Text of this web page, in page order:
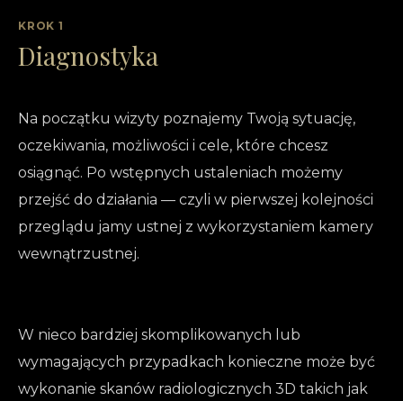
KROK 1
Diagnostyka
Na początku wizyty poznajemy Twoją sytuację,
oczekiwania, możliwości i cele, które chcesz
osiągnąć. Po wstępnych ustaleniach możemy
przejść do działania — czyli w pierwszej kolejności
przeglądu jamy ustnej z wykorzystaniem kamery
wewnątrzustnej.
W nieco bardziej skomplikowanych lub
wymagających przypadkach konieczne może być
wykonanie skanów radiologicznych 3D takich jak